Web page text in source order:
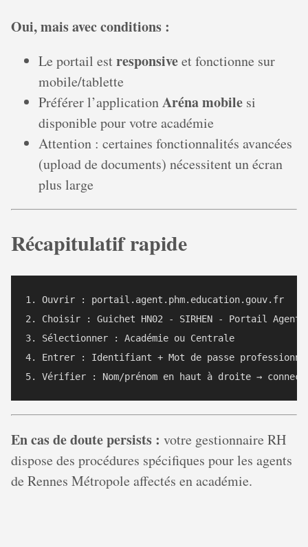
Oui, mais avec conditions :
Le portail estresponsiveet fonctionne sur
mobile/tablette
Préférer l’applicationAréna mobile si
disponible pour votre académie
Attention : certaines fonctionnalités avancées
(upload de documents) nécessitent un écran
plus large
Récapitulatif rapide
1. Ouvrir : portail.agent.phm.education.gouv.fr
2. Choisir : Guichet HN02 - SIRHEN - Portail Agent
3. Sélectionner : Académie ou Centrale
4. Entrer : Identifiant + Mot de passe
En cas de doute persists : votre gestionnaire RH
dispose des procédures spécifiques pour les agents
de Rennes Métropole affectés en académie.